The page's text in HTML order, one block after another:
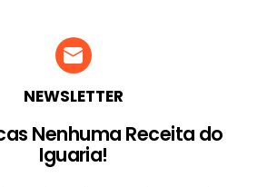
NEWSLETTER
Nenhuma Receita do
Iguaria!